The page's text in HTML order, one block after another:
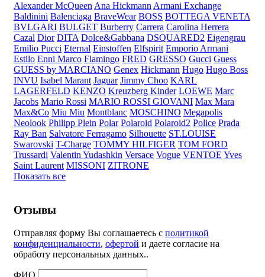
Alexander McQueen Ana Hickmann Armani Exchange
Baldinini Balenciaga BraveWear BOSS BOTTEGA VENETA
BVLGARI BULGET Burberry Carrera Carolina Herrera
Cazal Dior DITA Dolce&Gabbana DSQUARED2 Eigengrau
Emilio Pucci Eternal Einstoffen Elfspirit Emporio Armani
Estilo Enni Marco Flamingo FRED GRESSO Gucci Guess
GUESS by MARCIANO Genex Hickmann Hugo Hugo Boss
INVU Isabel Marant Jaguar Jimmy Choo KARL
LAGERFELD KENZO Kreuzberg Kinder LOEWE Marc
Jacobs Mario Rossi MARIO ROSSI GIOVANI Max Mara
Max&Co Miu Miu Montblanc MOSCHINO Megapolis
Neolook Philipp Plein Polar Polaroid Polaroid2 Police Prada
Ray Ban Salvatore Ferragamo Silhouette ST.LOUISE
Swarovski T-Charge TOMMY HILFIGER TOM FORD
Trussardi Valentin Yudashkin Versace Vogue VENTOE Yves
Saint Laurent MISSONI ZITRONE
Показать все
Отзывы
Отправляя форму Вы соглашаетесь с политикой
конфиденциальности, офертой и даете согласие на
обработу персональных данных..
ФИО